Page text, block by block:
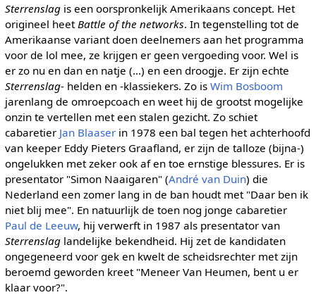
Sterrenslagis een oorspronkelijk Amerikaans concept. Het
origineel heet Battle of the networks. In tegenstelling tot de
Amerikaanse variant doen deelnemers aan het programma
voor de lol mee, ze krijgen er geen vergoeding voor. Wel is
er zo nu en dan en natje (...) en een droogje. Er zijn echte
Sterrenslag- helden en -klassiekers. Zo is Wim Bosboom
jarenlang de omroepcoach en weet hij de grootst mogelijke
onzin te vertellen met een stalen gezicht. Zo schiet
cabaretier Jan Blaaserin 1978 een bal tegen het achterhoofd
van keeper Eddy Pieters Graafland, er zijn de talloze (bijna-)
ongelukken met zeker ook af en toe ernstige blessures. Er is
presentator "Simon Naaigaren" (André van Duin) die
Nederland een zomer lang in de ban houdt met "Daar ben ik
niet blij mee". En natuurlijk de toen nog jonge cabaretier
Paul de Leeuw, hij verwerft in 1987 als presentator van
Sterrenslaglandelijke bekendheid. Hij zet de kandidaten
ongegeneerd voor gek en kwelt de scheidsrechter met zijn
beroemd geworden kreet "Meneer Van Heumen, bent u er
klaar voor?".